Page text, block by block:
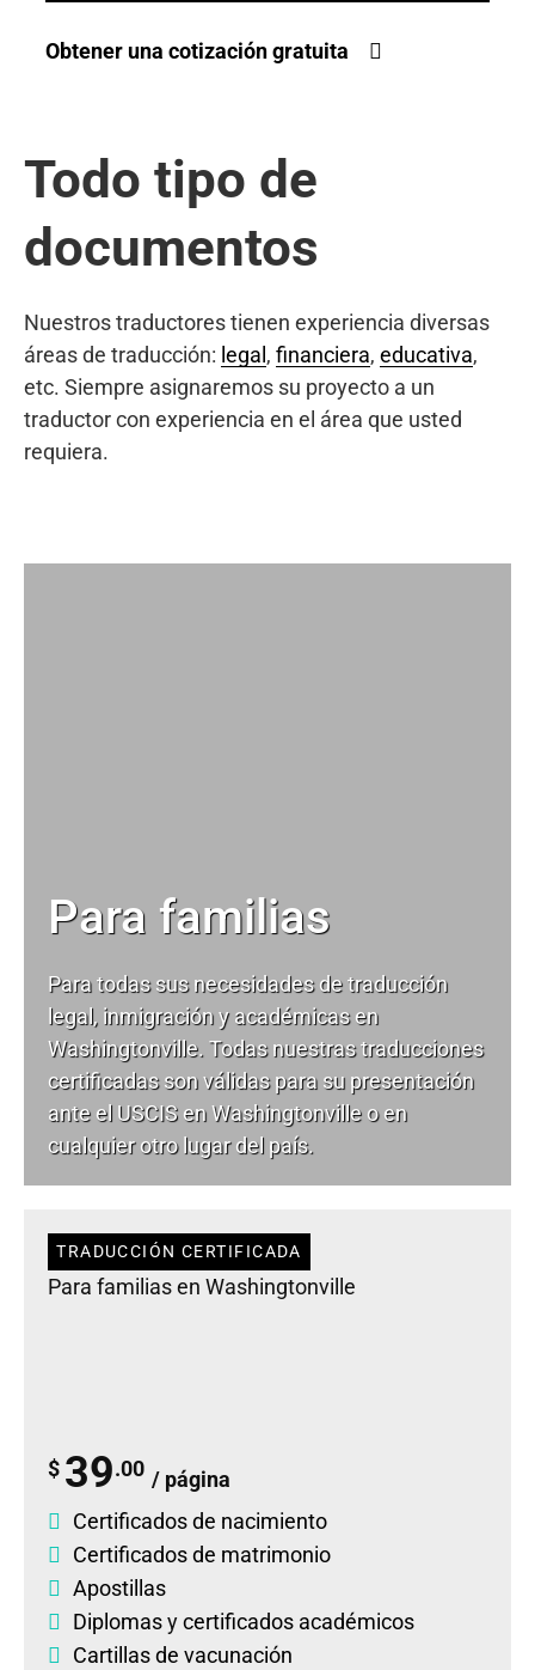
Obtener una cotización gratuita
Todo tipo de
documentos
Nuestros traductores tienen experiencia diversas
áreas de traducción: legal , financiera, educativa,
etc. Siempre asignaremos su proyecto a un
traductor con experiencia en el área que usted
requiera.
Para familias
Para todas sus necesidades detraducción
legal, inmigración y académicas en
Washingtonville. Todas nuestras traducciones
certificadas son válidas para su presentación
ante el USCIS en Washingtonville o en
cualquier otro lugar del país.
TRADUCCIÓN CERTIFICADA
Para familias en Washingtonville
$ 39.00 / página
Certificados de nacimiento
Certificados de matrimonio
Apostillas
Diplomasycertificados académicos
Cartillas de vacunación